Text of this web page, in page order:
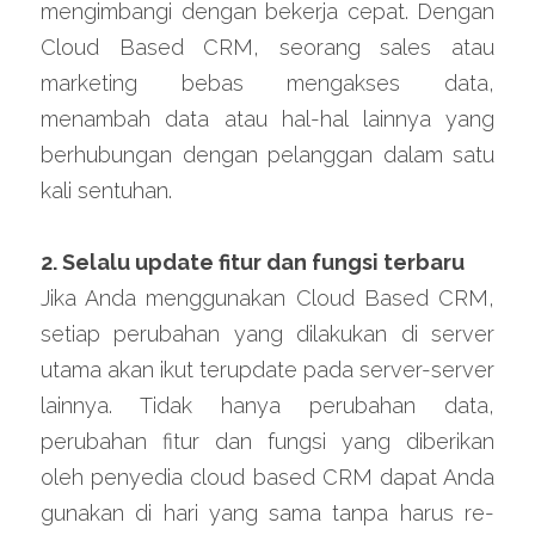
mengimbangi dengan bekerja cepat. Dengan
Cloud Based CRM, seorang sales atau
marketing bebas mengakses data,
menambah data atau hal-hal lainnya yang
berhubungan dengan pelanggan dalam satu
kali sentuhan.
2. Selalu update fitur dan fungsi terbaru
Jika Anda menggunakan Cloud Based CRM,
setiap perubahan yang dilakukan di server
utama akan ikut terupdate pada server-server
lainnya. Tidak hanya perubahan data,
perubahan fitur dan fungsi yang diberikan
oleh penyedia cloud based CRM dapat Anda
gunakan di hari yang sama tanpa harus re-